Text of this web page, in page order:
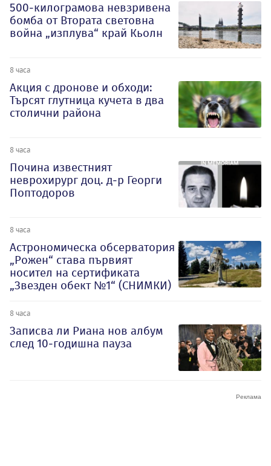
500-килограмова невзривена
бомба от Втората световна
война „изплува“ край Кьолн
8 часа
Акция с дронове и обходи:
Търсят глутница кучета в два
столични района
8 часа
Почина известният
неврохирург доц. д-р Георги
Поптодоров
8 часа
Астрономическа обсерватория
„Рожен“ става първият
носител на сертификата
„Звезден обект №1“ (СНИМКИ)
8 часа
Записва ли Риана нов албум
след 10-годишна пауза